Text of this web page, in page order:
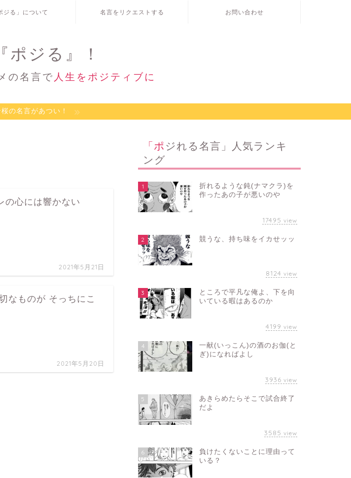
ジる」について 名言をリクエストする お問い合わせ
ポジる』！
の名言で 人生をポジティブに
桜の名言があつい！
の心には響かない
2021年5月21日
なものが そっちにこ
2021年5月20日
「ポジれる名言」人気ランキ
ング
1
折れるような鈍(ナマクラ)を
作ったあの子が悪いのや
17495 view
2 競うな、持ち味をイカせッッ
8124 view
3
ところで平凡な俺よ、下を向
いている暇はあるのか
4199 view
4
一献(いっこん)の酒のお伽(と
ぎ)になればよし
3936 view
5
あきらめたらそこで試合終了
だよ
3585 view
6
負けたくないことに理由って
いる？